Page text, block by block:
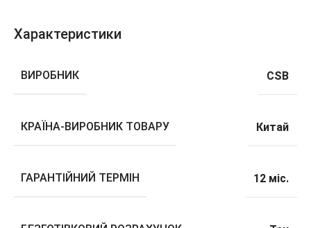
Характеристики
ВИРОБНИК CSB
КРАЇНА-ВИРОБНИК ТОВАРУ Китай
ГАРАНТІЙНИЙ ТЕРМІН 12 міс.